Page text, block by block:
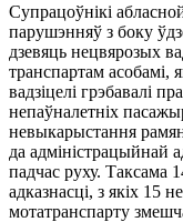
Супрацоўнікі
парушэнняў з боку
дзевяць нецвярозых
транспартам асобамі,
вадзіцелі грэбавалі
непаўналетніх
невыкарыстання
да адміністрацыйнай
падчас руху. Таксама
адказнасці, з якіх 15
мотатранспарту